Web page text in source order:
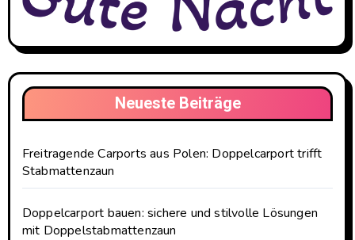
Neueste Beiträge
Freitragende Carports aus Polen: Doppelcarport trifft
Stabmattenzaun
Doppelcarport bauen: sichere und stilvolle Lösungen
mit Doppelstabmattenzaun